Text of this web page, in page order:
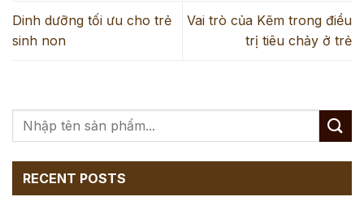
Dinh dưỡng tối ưu cho trẻ
sinh non
Vai trò của Kẽm trong điều
trị tiêu chảy ở trẻ
RECENT POSTS